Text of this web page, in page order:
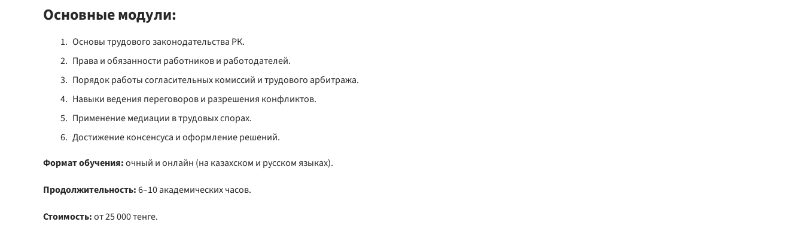
Основные модули:
Основы трудового законодательства РК.
Права и обязанности работников и работодателей.
Порядок работы согласительных комиссий и трудового арбитража.
Навыки ведения переговоров и разрешения конфликтов.
Применение медиации в трудовых спорах.
Достижение консенсуса и оформление решений.
Формат обучения:очный и онлайн (на казахском и русском языках).
Продолжительность:6–10 академических часов.
Стоимость:от 25 000 тенге.